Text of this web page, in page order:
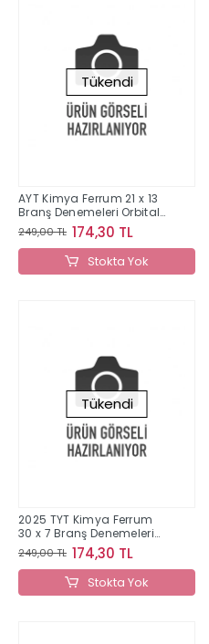
Tükendi
AYT Kimya Ferrum 21 x 13
Branş Denemeleri Orbital
Yayınları
249,00 TL 174,30 TL
Stokta Yok
Tükendi
2025 TYT Kimya Ferrum
30 x 7 Branş Denemeleri
Orbital Yayınları
249,00 TL 174,30 TL
Stokta Yok